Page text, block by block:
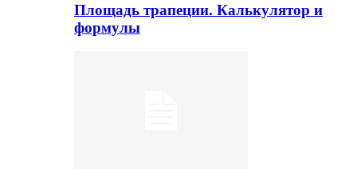
Площадь трапеции. Калькулятор и
формулы